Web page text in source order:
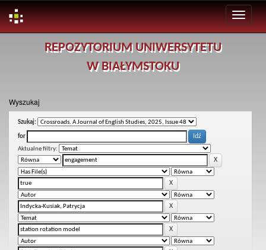
REPOZYTORIUM UNIWERSYTETU
W BIAŁYMSTOKU
Wyszukaj
Szukaj:
for
Aktualne filtry: